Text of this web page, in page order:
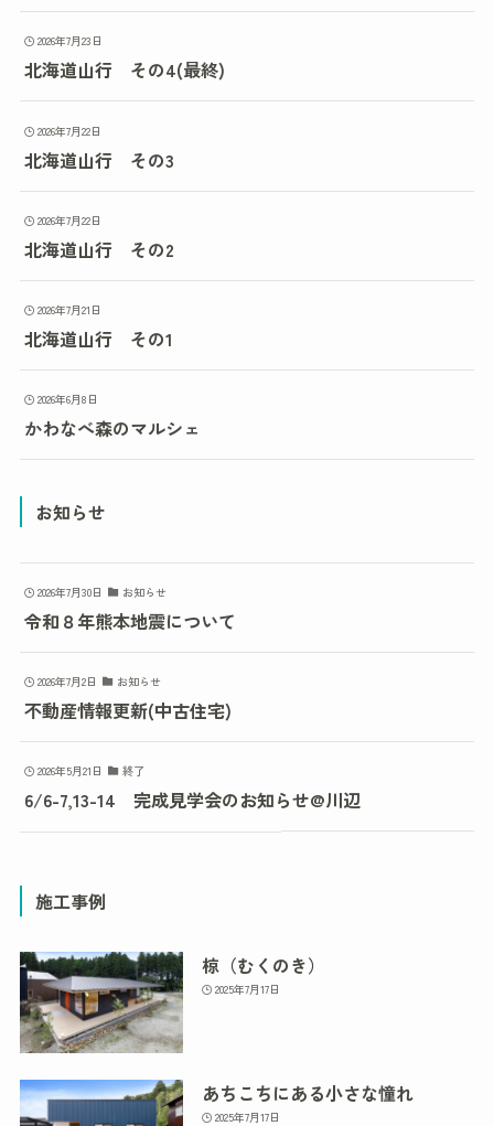
2026年7月23日
北海道山行 その4(最終)
2026年7月22日
北海道山行 その3
2026年7月22日
北海道山行 その2
2026年7月21日
北海道山行 その1
2026年6月8日
かわなべ森のマルシェ
お知らせ
2026年7月30日 お知らせ
令和８年熊本地震について
2026年7月2日 お知らせ
不動産情報更新(中古住宅)
2026年5月21日 終了
6/6-7,13-14 完成見学会のお知らせ@川辺
施工事例
椋（むくのき）
2025年7月17日
あちこちにある小さな憧れ
2025年7月17日